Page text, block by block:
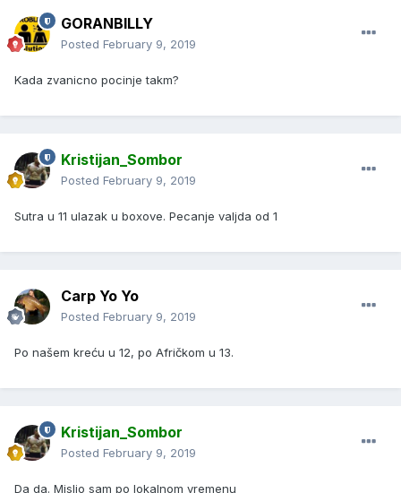
GORANBILLY
Posted February 9, 2019
Kada zvanicno pocinje takm?
Kristijan_Sombor
Posted February 9, 2019
Sutra u 11 ulazak u boxove. Pecanje valjda od 1
Carp Yo Yo
Posted February 9, 2019
Po našem kreću u 12, po Afričkom u 13.
Kristijan_Sombor
Posted February 9, 2019
Da da. Mislio sam po lokalnom vremenu